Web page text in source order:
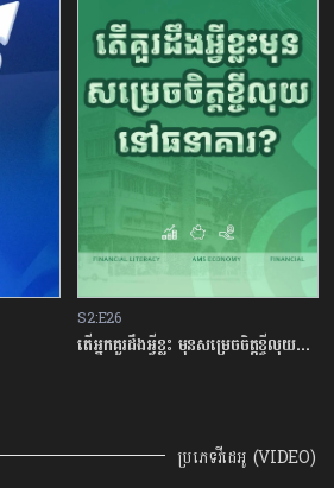
S2:E26
តើអ្នកគួរដឹងអ្វីខ្លះ មុនសម្រេចចិត្តខ្ចីលុយនៅធនាគារ?
ប្រភេទវីដេអូ (VIDEO)